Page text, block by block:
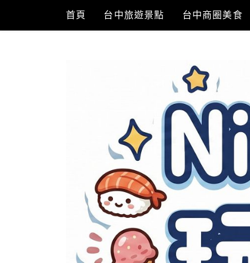
content
首頁 台中旅遊景點 台中商圈美食